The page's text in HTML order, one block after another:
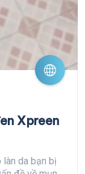
Xpreen
da bạn bị